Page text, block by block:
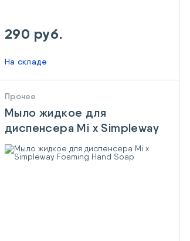
290 руб.
На складе
Прочее
Мыло жидкое для
диспенсера Mi x Simpleway
Foaming Hand Soap